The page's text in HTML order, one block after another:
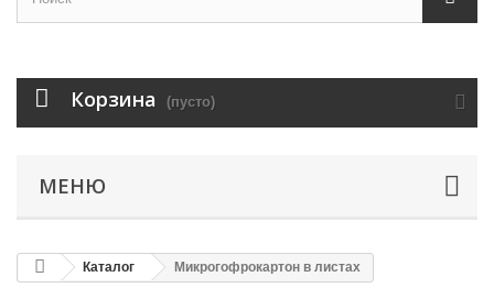
Корзина (пусто)
МЕНЮ
Каталог Микрогофрокартон в листах